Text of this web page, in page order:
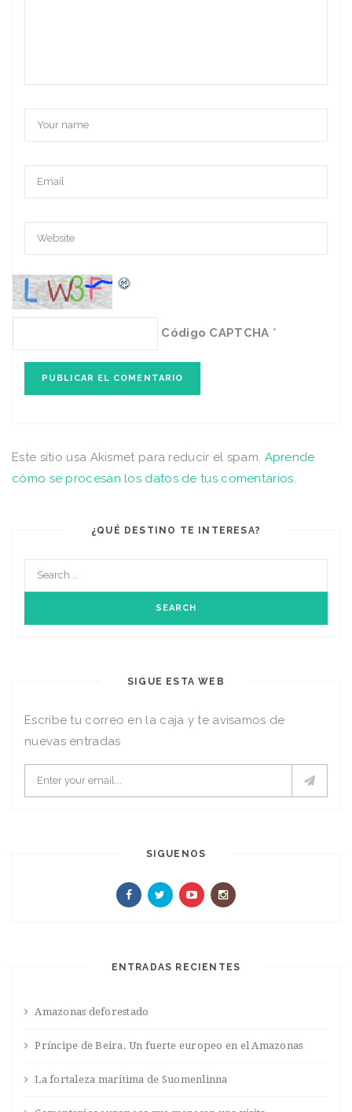
Código CAPTCHA *
Este sitio usa Akismet para reducir el spam. Aprende
cómo se procesan los datos de tus comentarios.
¿QUÉ DESTINO TE INTERESA?
SIGUE ESTA WEB
Escribe tu correo en la caja y te avisamos de
nuevas entradas
SIGUENOS
ENTRADAS RECIENTES
Amazonas deforestado
Príncipe de Beira. Un fuerte europeo en el Amazonas
La fortaleza marítima de Suomenlinna